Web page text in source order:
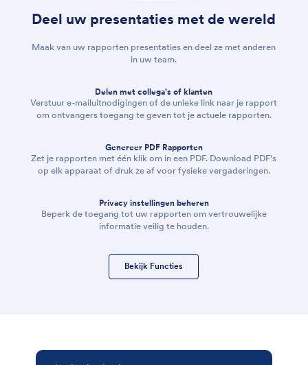
Deel uw presentaties met de wereld
Maak van uw rapporten presentaties en deel ze met anderen
in uw team.
Delen met collega's of klanten
Verstuur e-mailuitnodigingen of de unieke link naar je rapport
om ontvangers toegang te geven tot je actuele rapporten.
Genereer PDF Rapporten
Zet je rapporten met één klik om in een PDF. Download PDF's
op elk apparaat of druk ze af voor fysieke vergaderingen.
Privacy instellingen beheren
Beperk de toegang tot uw rapporten om vertrouwelijke
informatie veilig te houden.
Bekijk Functies